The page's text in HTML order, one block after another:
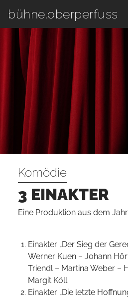
bühne.oberperfuss
Komödie
3 EINAKTER
Eine Produktion aus dem Jahr
Einakter „Der Sieg der
Werner Kuen – Johann
Triendl – Martina Weber –
Margit Köll
Einakter „Die letzte